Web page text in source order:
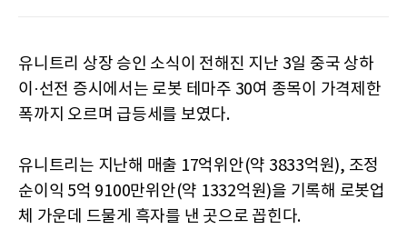
유니트리 상장 승인 소식이 전해진 지난 3일 중국 상하
이·선전 증시에서는 로봇 테마주 30여 종목이 가격제한
폭까지 오르며 급등세를 보였다.
유니트리는 지난해 매출 17억위안(약 3833억원), 조정
순이익 5억 9100만위안(약 1332억원)을 기록해 로봇업
체 가운데 드물게 흑자를 낸 곳으로 꼽힌다.